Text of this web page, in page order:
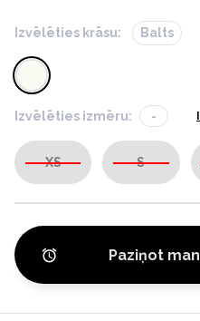
Izvēlēties krāsu: Balts
Izvēlēties izmēru: -
XS S
Paziņot man